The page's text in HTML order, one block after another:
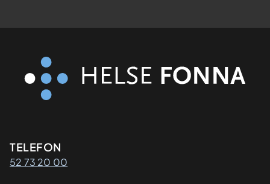
Kontaktinformasjon
TELEFON
52 73 20 00